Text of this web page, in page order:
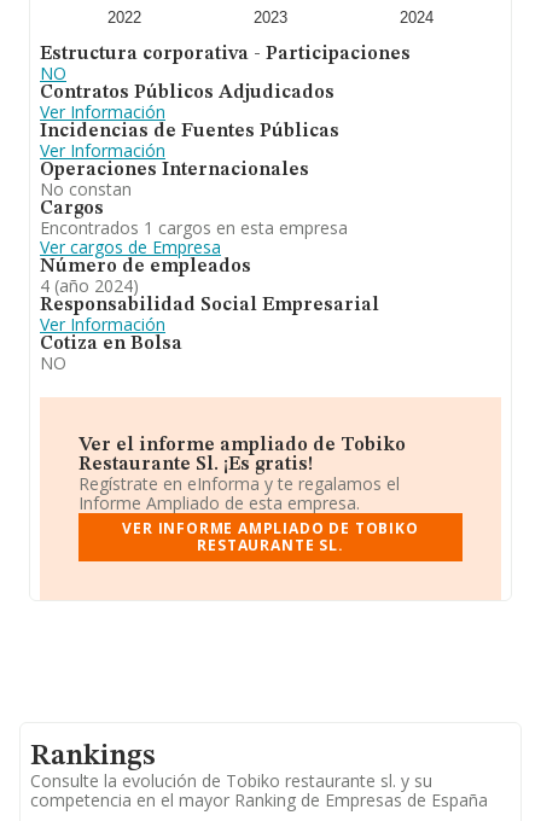
asciende a 32.591 millones de euros y en 2024 la media
alcanza los 225 mil euros, encontrándose la facturación
de la empresa por encima del promedio. Teniendo en
cuenta la información sobre Toledo, en la base de
datos de INFORMA aparecen 1188 empresas, con
ventas en 2024 de hasta 200 millones de euros. Para
aportar ulterior información de interés en el ámbito
sectorial, la antigüedad alcanza los 12 años desde la
constitución. Los empleados de media son 3.
A modo de conclusión, Tobiko Restaurante S.L
emplea en cnae5610,5630,5510,5520,5530. explotación
bares, pubs, cafeterías, restaurantes, discotecas,
mesones, pizzería, heladerías, salas de fiestas,
espectáculos, hoteles. alojamientos turísticos,
campings. servicio de comidas, bebidas. compra, venta,
distribución de bebidas, alimentación. actividades
restauración, turismo. Se ha posicionado más abajo en
todas las empresas en el territorio nacional, ha
2022 2023 2024
Estructura corporativa - Participaciones
NO
Contratos Públicos Adjudicados
Ver Información
Incidencias de Fuentes Públicas
Ver Información
Operaciones Internacionales
No constan
Cargos
Encontrados 1 cargos en esta empresa
Ver cargos de Empresa
Número de empleados
4 (año 2024)
Responsabilidad Social Empresarial
Ver Información
Cotiza en Bolsa
NO
Ver el informe ampliado de Tobiko
Restaurante Sl. ¡Es gratis!
Regístrate en eInforma y te regalamos el
Informe Ampliado de esta empresa.
VER INFORME AMPLIADO DE TOBIKO
RESTAURANTE SL.
Rankings
Consulte la evolución de Tobiko restaurante sl. y su
competencia en el mayor Ranking de Empresas de España